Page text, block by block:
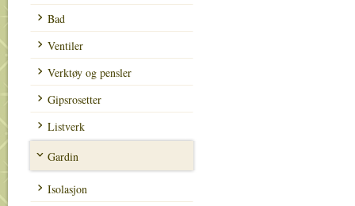
Bad
Ventiler
Verktøy og pensler
Gipsrosetter
Listverk
Gardin
Isolasjon